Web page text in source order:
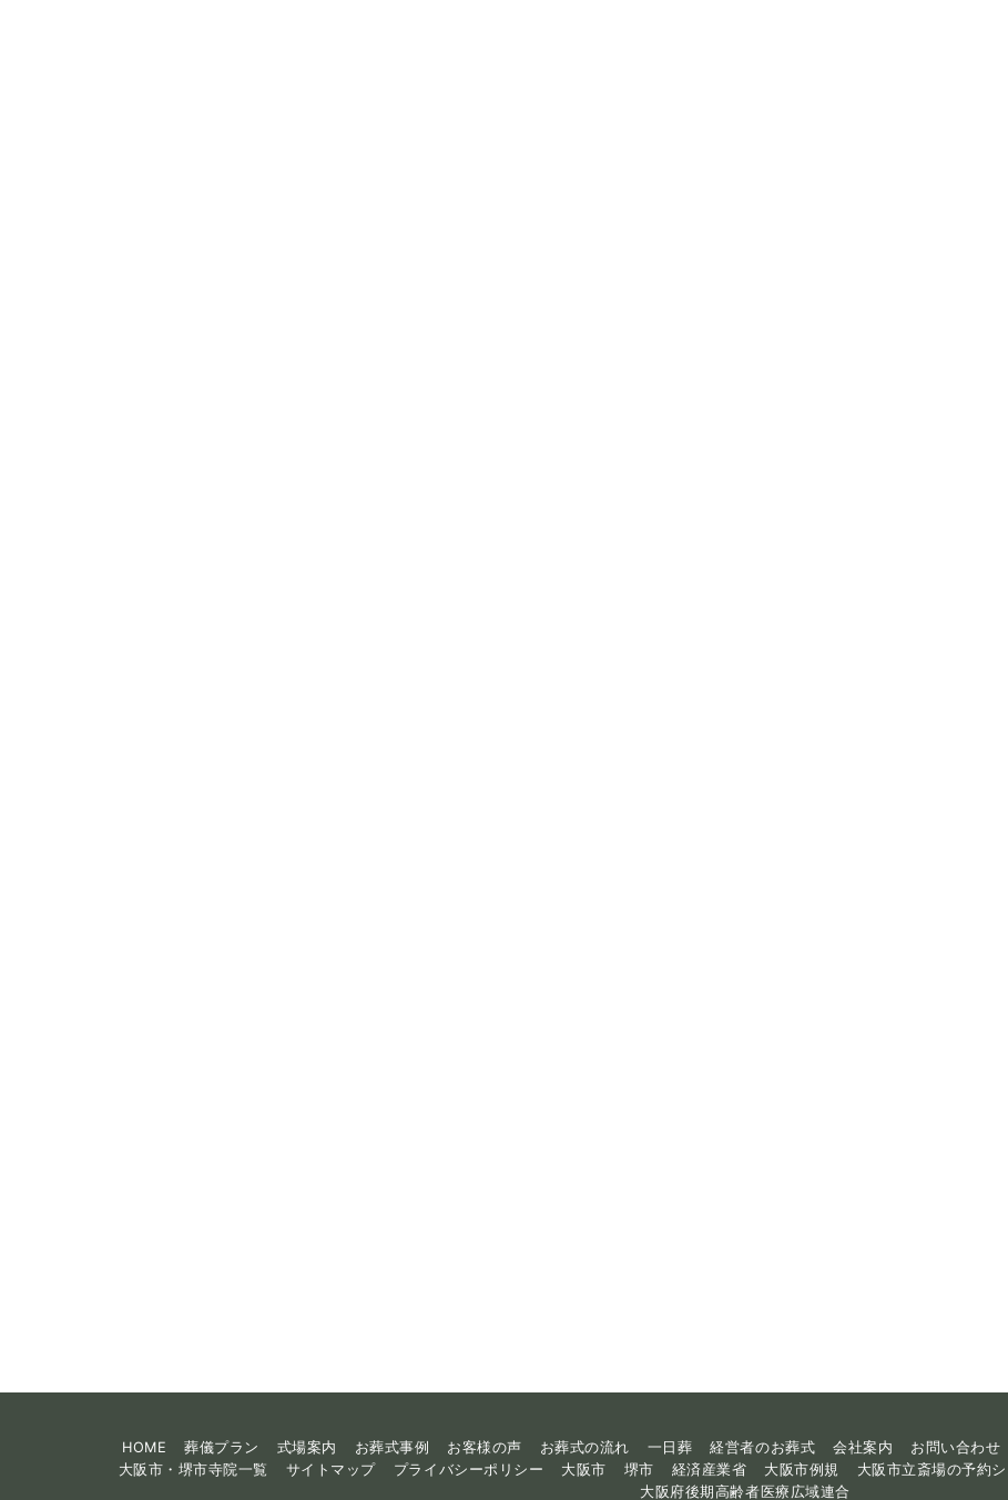
HOME 葬儀プラン 式場案内 お葬式事例 お客様の声 お葬式の流れ 一日葬 経営者のお葬式 会社案内 お問い合わせ
大阪市・堺市寺院一覧
サイトマップ プライバシーポリシー 大阪市 堺市 経済産業省 大阪市例規 大阪市立斎場の予約
大阪府後期高齢者医療広域連合